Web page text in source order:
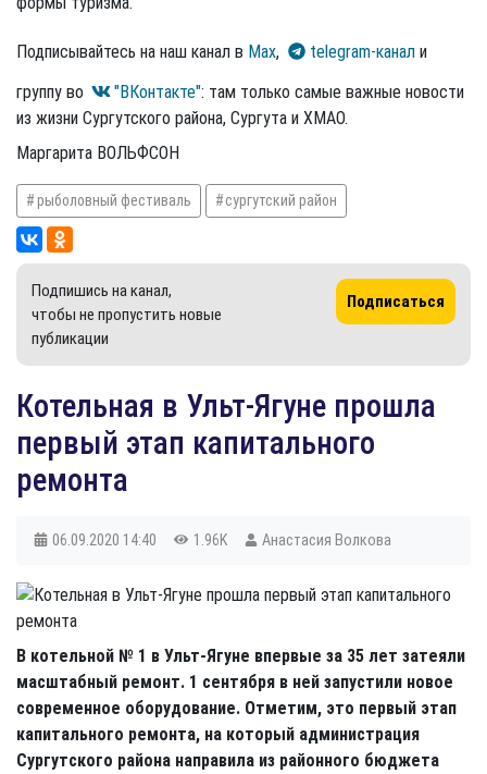
Подписывайтесь на наш канал в Max, telegram-канал и
группу во
"ВКонтакте": там только самые важные новости
из жизни Сургутского района, Сургута и ХМАО.
Маргарита ВОЛЬФСОН
рыболовный фестиваль сургутский район
Подпишись на канал,
чтобы не пропустить новые
публикации
Подписаться
​Котельная в Ульт-Ягуне прошла
первый этап капитального
ремонта
06.09.2020 14:40 1.96K Анастасия Волкова
В котельной № 1 в Ульт-Ягуне впервые за 35 лет затеяли
масштабный ремонт. 1 сентября в ней запустили новое
современное оборудование. Отметим, это первый этап
капитального ремонта, на который администрация
Сургутского района направила из районного бюджета